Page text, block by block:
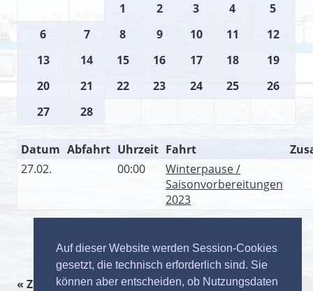
Auf dieser Website werden Session-Cookies
gesetzt, die technisch erforderlich sind. Sie
können aber entscheiden, ob Nutzungsdaten
1
2 3 4
5
6
7 8 9 10 11
12
13
14 15 16 17 18
19
20
21 22 23 24 25
26
27
28
Datum Abfahrt Uhrzeit Fahrt
27.02.
00:00
Winterpause /
Saisonvorbereitungen
2023
« Zurück